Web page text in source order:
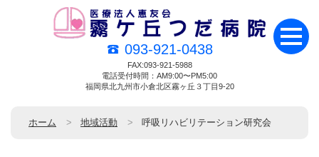
093-921-0438
FAX:093-921-5988
電話受付時間：AM9:00〜PM5:00
福岡県北九州市小倉北区霧ヶ丘３丁目9-20
ホーム 地域活動 呼吸リハビリテーション研究会